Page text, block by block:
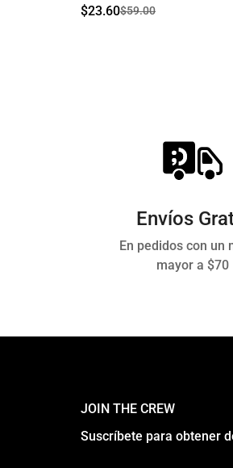
Precio
$23.60
Precio$59.00
Envíos
En pedidos con un
mayor a $70
JOIN THE CREW
Suscríbete para obtener